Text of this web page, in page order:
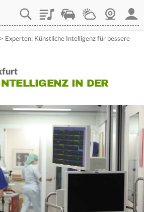
PlaylistStaupilotWetterWebcam
> Experten: Künstliche Intelligenz für bessere
IN DER